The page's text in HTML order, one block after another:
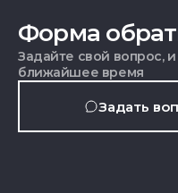
Форма
Задайте свой вопрос,
ближайшее время
Задать